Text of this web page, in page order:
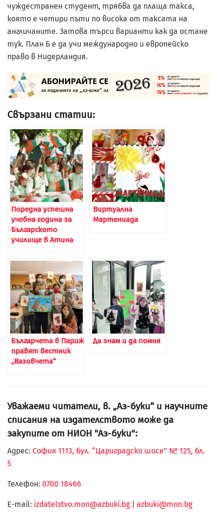
чуждестранен студент, трябва да плаща такса,
която е четири пъти по висока от таксата на
англичаните. Затова търси варианти как да остане
тук. План Б е да учи международно и европейско
право в Нидерландия.
Свързани статии:
Поредна успешна
учебна година за
Българското
училище в Атина
Виртуална
Мартениада
Българчета в Париж
правят вестник
„Вазовчета“
Да знам и да помня
Уважаеми читатели, в. „Аз-буки“ и научните
списания на издателството може да
закупите от НИОН "Аз-буки":
Адрес: София 1113, бул. “Цариградско шосе” № 125, бл.
5
Телефон: 0700 18466
Е-mail: izdatelstvo.mon@azbuki.bg| azbuki@mon.bg